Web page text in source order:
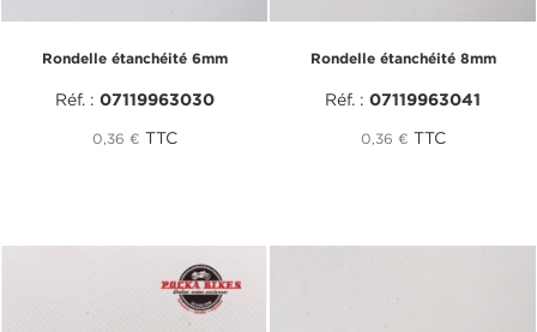
Rondelle étanchéité 6mm
Réf. : 07119963030
0,36 € TTC
Rondelle étanchéité 8mm
Réf. : 07119963041
0,36 € TTC